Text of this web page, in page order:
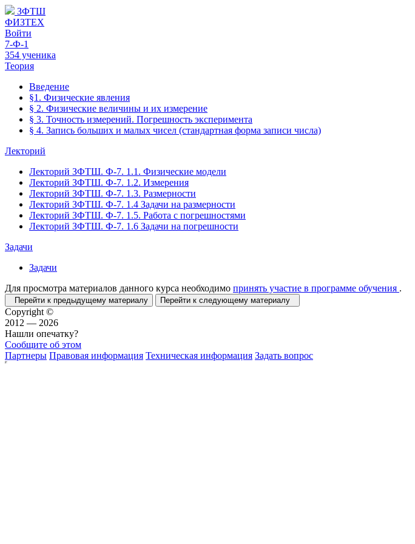
ЗФТШ
ФИЗТЕХ
Войти
7-Ф-1
354 ученика
Теория
Введение
§1. Физические явления
§ 2. Физические величины и их измерение
§ 3. Точность измерений. Погрешность эксперимента
§ 4. Запись больших и малых чисел (стандартная форма записи числа)
Лекторий
Лекторий ЗФТШ. Ф-7. 1.1. Физические модели
Лекторий ЗФТШ. Ф-7. 1.2. Измерения
Лекторий ЗФТШ. Ф-7. 1.3. Размерности
Лекторий ЗФТШ. Ф-7. 1.4 Задачи на размерности
Лекторий ЗФТШ. Ф-7. 1.5. Работа с погрешностями
Лекторий ЗФТШ. Ф-7. 1.6 Задачи на погрешности
Задачи
Задачи
Для просмотра материалов данного курса необходимо принять участие в программе обучения .
Перейти к предыдущему материалу Перейти к следующему материалу
Copyright ©
2012 — 2026
Нашли опечатку?
Сообщите об этом
Партнеры Правовая информация Техническая информация Задать вопрос